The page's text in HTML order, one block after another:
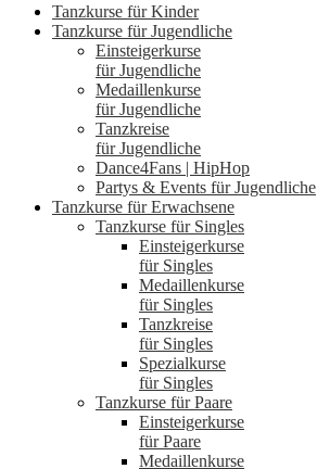
Tanzkurse für Kinder
Tanzkurse für Jugendliche
Einsteigerkurse
für Jugendliche
Medaillenkurse
für Jugendliche
Tanzkreise
für Jugendliche
Dance4Fans | HipHop
Partys & Events für Jugendliche
Tanzkurse für Erwachsene
Tanzkurse für Singles
Einsteigerkurse
für Singles
Medaillenkurse
für Singles
Tanzkreise
für Singles
Spezialkurse
für Singles
Tanzkurse für Paare
Einsteigerkurse
für Paare
Medaillenkurse